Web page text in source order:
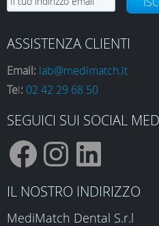
ASSISTENZA CLIENTI
Email: lab@medimatch.it
Tel: 02 42 29 68 50
SEGUICI SUI SOCIAL
F I
L
IL NOSTRO INDIRIZZO
MediMatch Dental S.r.l